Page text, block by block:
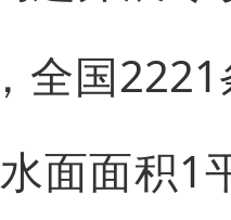
全国
面面积1